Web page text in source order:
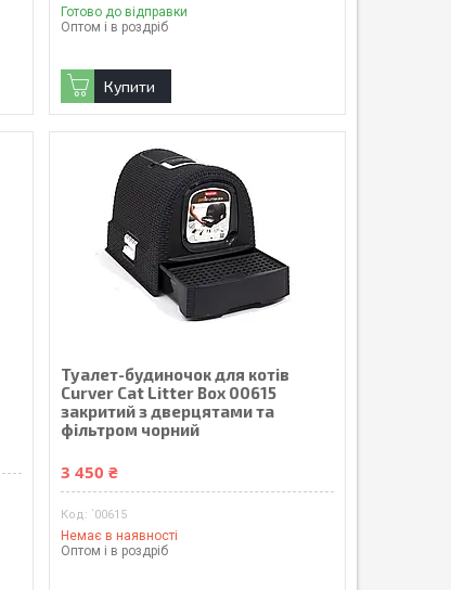
Готово до відправки
Оптом і в роздріб
Купити
Туалет-будиночок для котів
Curver Cat Litter Box 00615
закритий з дверцятами та
фільтром чорний
3 450 ₴
`00615
Немає в наявності
Оптом і в роздріб